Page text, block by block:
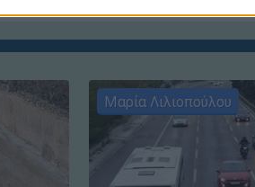
Μαρία Λιλιοπούλου